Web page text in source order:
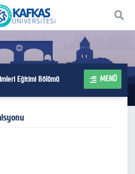
Eğitimi Bölümü MENÜ